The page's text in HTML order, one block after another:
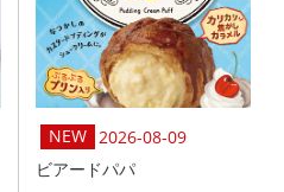
2026-08-09
ビアードパパ